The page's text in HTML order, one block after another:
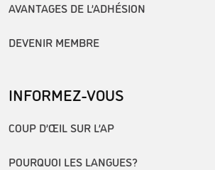
AVANTAGES DE L’ADHÉSION
DEVENIR MEMBRE
INFORMEZ-VOUS
COUP D’ŒIL SUR L’AP
POURQUOI LES LANGUES?